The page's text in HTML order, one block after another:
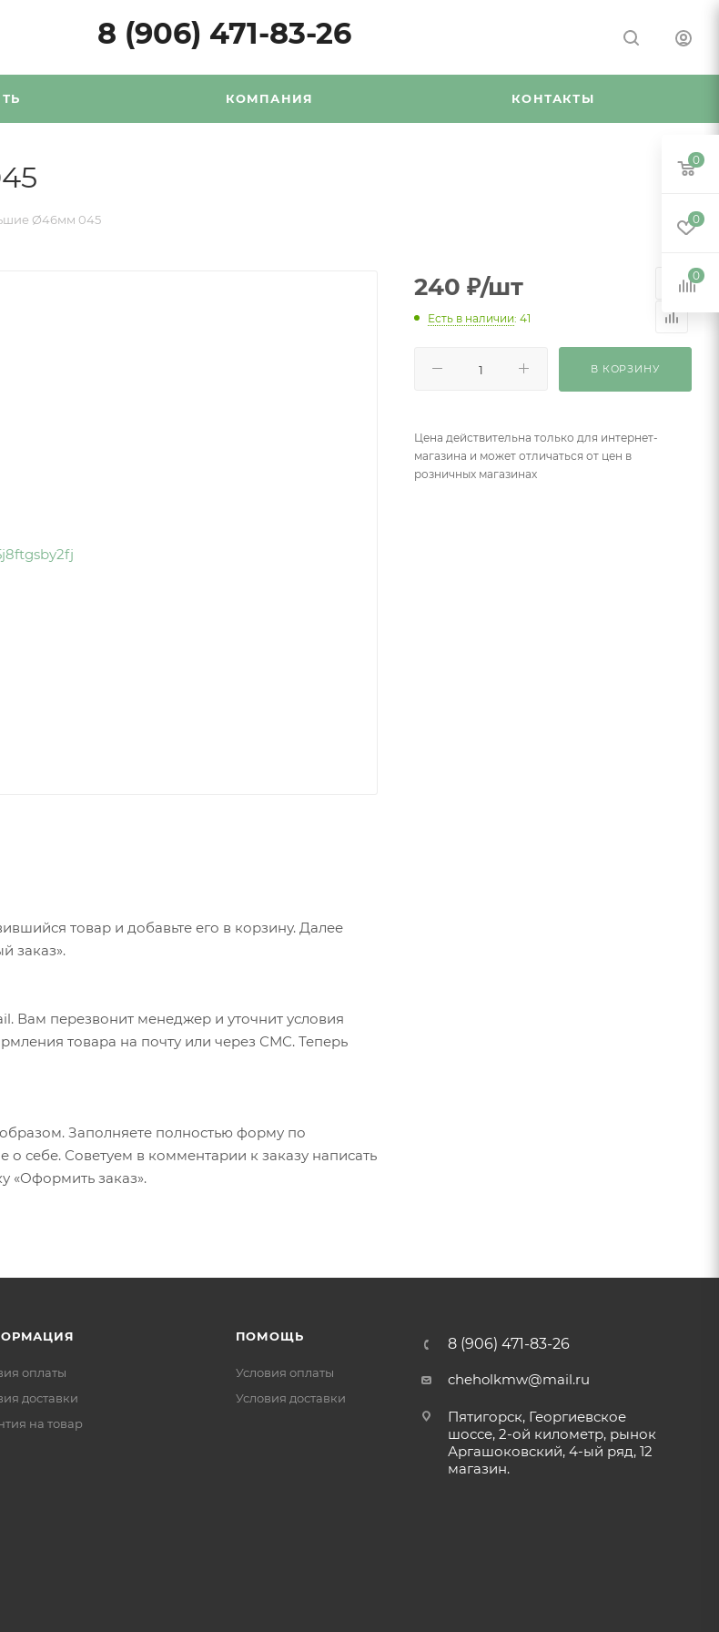
8 (906) 471-83-26
КОМПАНИЯ КОНТАКТЫ
Ø46мм 045
товар и добавьте его в корзину. Далее
заказ».
Вам перезвонит менеджер и уточнит условия
товара на почту или через СМС. Теперь
Заполняете полностью форму по
себе. Советуем в комментарии к заказу написать
«Оформить заказ».
240 ₽/шт
Есть в наличии: 41
В КОРЗИНУ
Цена действительна только для интернет-
магазина и может отличаться от цен в
розничных магазинах
оплаты
доставки
на товар
ПОМОЩЬ
Условия оплаты
Условия доставки
8 (906) 471-83-26
cheholkmw@mail.ru
Пятигорск, Георгиевское
шоссе, 2-ой километр, рынок
Аргашоковский, 4-ый ряд, 12
магазин.
0
0
0